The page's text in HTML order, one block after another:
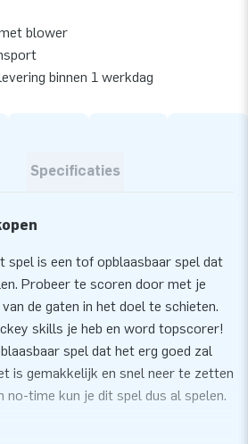
blower
binnen 1 werkdag
Specificaties
spel is een tof opblaasbaar spel dat
Probeer te scoren door met je
de gaten in het doel te schieten.
skills je heb en word topscorer!
spel dat het erg goed zal
is gemakkelijk en snel neer te zetten
no-time kun je dit spel dus al spelen.